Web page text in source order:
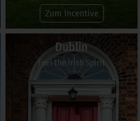
Zum Incentive
Dublin
Feel the Irish Spirit